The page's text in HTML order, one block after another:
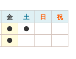
金 土 日 祝